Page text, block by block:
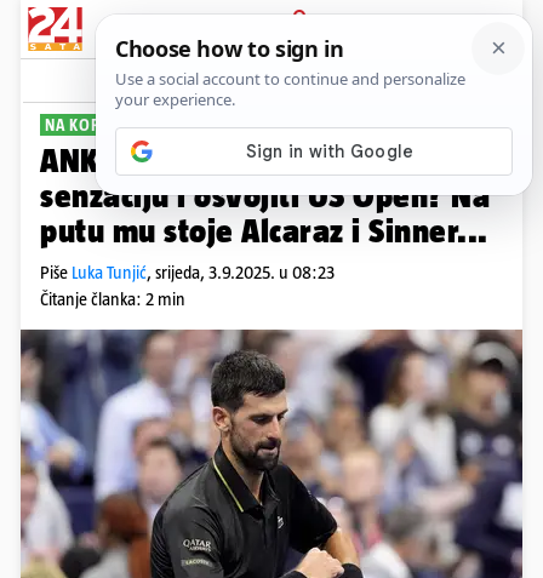
PRIJAVA
Sport Komentari
NA KORAK DO POVIJESTI
ANKETA Može li Đoković izvesti
senzaciju i osvojiti US Open? Na
putu mu stoje Alcaraz i Sinner...
Piše Luka Tunjić, srijeda, 3.9.2025. u 08:23
Čitanje članka: 2 min